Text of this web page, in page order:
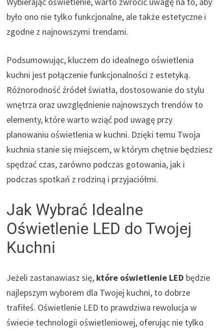
było ono nie tylko funkcjonalne, ale także estetyczne i
zgodne z najnowszymi trendami.
Podsumowując, kluczem do idealnego oświetlenia
kuchni jest połączenie funkcjonalności z estetyką.
Różnorodność źródeł światła, dostosowanie do stylu
wnętrza oraz uwzględnienie najnowszych trendów to
elementy, które warto wziąć pod uwagę przy
planowaniu oświetlenia w kuchni. Dzięki temu Twoja
kuchnia stanie się miejscem, w którym chętnie będziesz
spędzać czas, zarówno podczas gotowania, jak i
podczas spotkań z rodziną i przyjaciółmi.
Jak Wybrać Idealne
Oświetlenie LED do Twojej
Kuchni
Jeżeli zastanawiasz się, które oświetlenie LED będzie
najlepszym wyborem dla Twojej kuchni, to dobrze
trafiłeś. Oświetlenie LED to prawdziwa rewolucja w
świecie technologii oświetleniowej, oferując nie tylko